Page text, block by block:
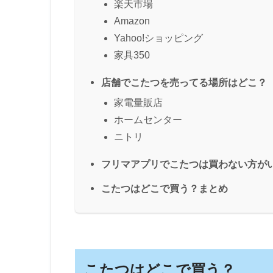
楽天市場
Amazon
Yahoo!ショッピング
家具350
店舗でこたつを売ってる場所はどこ？
家電量販店
ホームセンター
ニトリ
フリマアプリでこたつは買わない方が
こたつはどこで買う？まとめ
こたつはどこで買う？